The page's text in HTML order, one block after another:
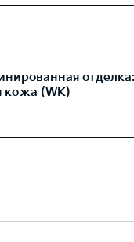
кожа (WK)